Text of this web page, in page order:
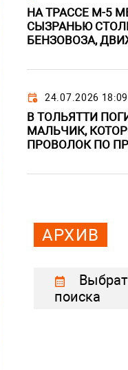
НА ТРАССЕ М-5
СЫЗРАНЬЮ
БЕНЗОВОЗА,
24.07.2026 18:09
В ТОЛЬЯТТИ
МАЛЬЧИК,
ПРОВОЛОК ПО
АРХИВ
поиска